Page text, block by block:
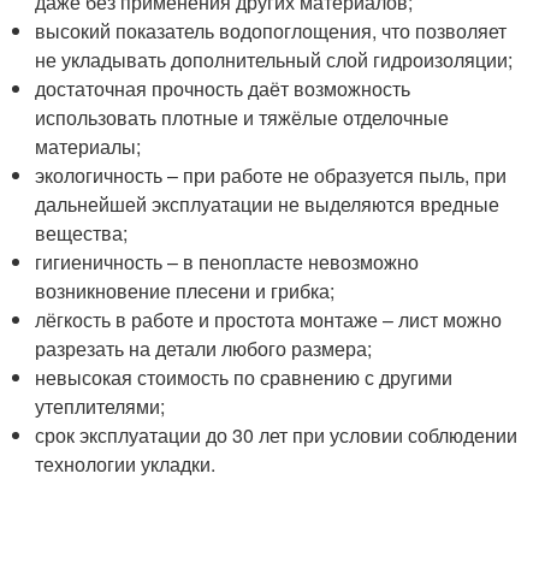
высокий показатель водопоглощения, что позволяет
не укладывать дополнительный слой гидроизоляции;
достаточная прочность даёт возможность
использовать плотные и тяжёлые отделочные
материалы;
экологичность – при работе не образуется пыль, при
дальнейшей эксплуатации не выделяются вредные
вещества;
гигиеничность – в пенопласте невозможно
возникновение плесени и грибка;
лёгкость в работе и простота монтаже – лист можно
разрезать на детали любого размера;
невысокая стоимость по сравнению с другими
утеплителями;
срок эксплуатации до 30 лет при условии соблюдении
технологии укладки.